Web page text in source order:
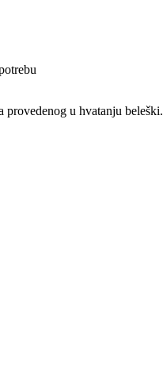
provedenog u hvatanju beleški.